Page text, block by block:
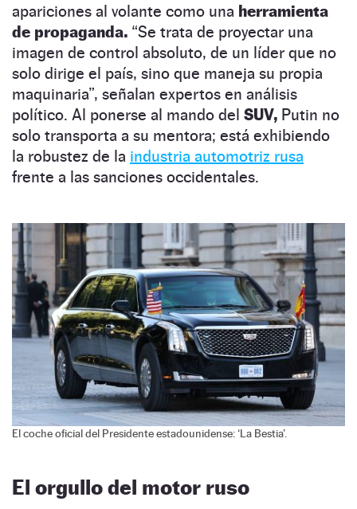
apariciones al volante como una herramienta
de propaganda. “Se trata de proyectar una
imagen de control absoluto, de un líder que no
solo dirige el país, sino que maneja su propia
maquinaria”, señalan expertos en análisis
político. Al ponerse al mando del SUV, Putin no
solo transporta a su mentora; está exhibiendo
la robustez de la industria automotriz rusa
frente a las sanciones occidentales.
El coche oficial del Presidente estadounidense: ‘La Bestia’.
El orgullo del motor ruso